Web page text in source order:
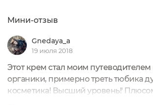
Мини-отзыв
Gnedaya_a
19 июля 2018
Этот крем стал моим
органики, примерно треть тюбика
косметика! Высший уровень!'